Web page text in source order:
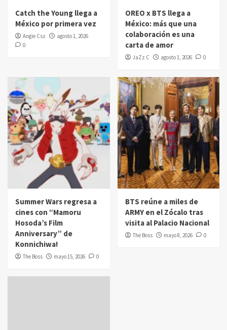
Catch the Young llega a
México por primera vez
Angie Csz
agosto 1, 2026
0
OREO x BTS llega a
México: más que una
colaboración es una
carta de amor
JaZz C agosto 1, 2026 0
Summer Wars regresa a
cines con “Mamoru
Hosoda’s Film
Anniversary” de
Konnichiwa!
The Boss mayo 15, 2026 0
BTS reúne a miles de
ARMY en el Zócalo tras
visita al Palacio Nacional
The Boss mayo 8, 2026 0